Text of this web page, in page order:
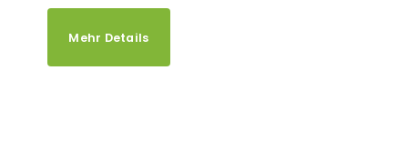
Mehr Details